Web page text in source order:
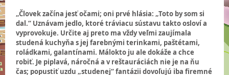
„Človek začína jesť očami; oni prvé hlásia: „Toto by som si
dal.“ Uznávam jedlo, ktoré tráviacu sústavu takto osloví a
vyprovokuje. Určite aj preto ma vždy veľmi zaujímala
studená kuchyňa s jej farebnými terinkami, paštétami,
roládkami, galantínami. Málokto ju ale dokáže a chce
robiť. Je piplavá, náročná a v reštauráciách nie je na ňu
čas; popustiť uzdu „studenej“ fantázii dovoľujú iba firemné